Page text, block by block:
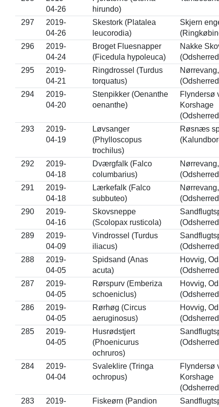
04-26
hirundo)
297
2019-
04-26
Skestork (Platalea
leucorodia)
Skjern
296
2019-
04-24
Broget Fluesnapper
(Ficedula hypoleuca)
Nakke
295
2019-
04-21
Ringdrossel (Turdus
torquatus)
294
2019-
04-20
Stenpikker (Oenanthe
oenanthe)
Flyndersø
Korshage
293
2019-
04-19
Løvsanger
(Phylloscopus
trochilus)
Røsnæs
292
2019-
04-18
Dværgfalk (Falco
columbarius)
291
2019-
04-18
Lærkefalk (Falco
subbuteo)
290
2019-
04-16
Skovsneppe
(Scolopax rusticola)
289
2019-
04-09
Vindrossel (Turdus
iliacus)
288
2019-
04-05
Spidsand (Anas
acuta)
Hovvig,
287
2019-
04-05
Rørspurv (Emberiza
schoeniclus)
Hovvig,
286
2019-
04-05
Rørhøg (Circus
aeruginosus)
Hovvig,
285
2019-
04-05
Husrødstjert
(Phoenicurus
ochruros)
284
2019-
04-04
Svaleklire (Tringa
ochropus)
Flyndersø
Korshage
283
2019-
Fiskeørn (Pandion